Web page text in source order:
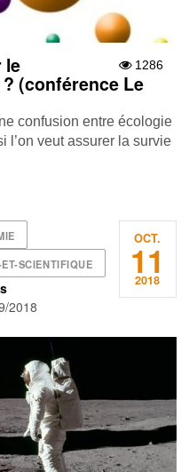
1286
le
(conférence Le
confusion entre écologie
l’on veut assurer la survie
SCIENTIFIQUE
2018
OCT.
11
2018